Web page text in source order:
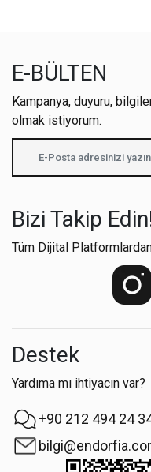
E-BÜLTEN
Kampanya, duyuru,
olmak istiyorum.
Bizi Takip
Tüm Dijital
Destek
Yardıma mı ihtiyacın var?
+90 212 494 24